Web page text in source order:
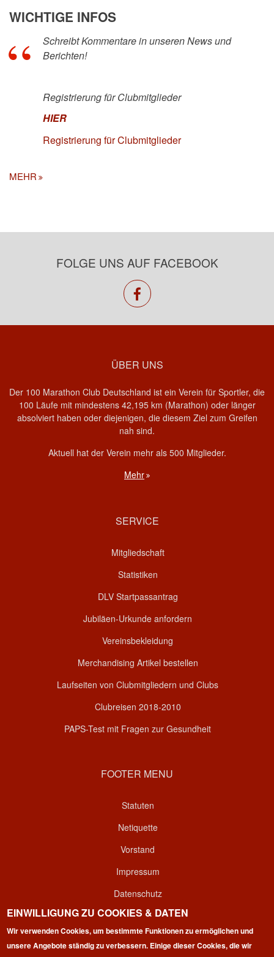
WICHTIGE INFOS
Schreibt Kommentare in unseren News und
Berichten!
Registrierung für Clubmitglieder
HIER
Registrierung für Clubmitglieder
MEHR
FOLGE UNS AUF FACEBOOK
facebook
ÜBER UNS
Der 100 Marathon Club Deutschland ist ein Verein für Sportler, die
100 Läufe mit mindestens 42,195 km (Marathon) oder länger
absolviert haben oder diejenigen, die diesem Ziel zum Greifen
nah sind.
Aktuell hat der Verein mehr als 500 Mitglieder.
Mehr
SERVICE
Mitgliedschaft
Statistiken
DLV Startpassantrag
Jubiläen-Urkunde anfordern
Vereinsbekleidung
Merchandising Artikel bestellen
Laufseiten von Clubmitgliedern und Clubs
Clubreisen 2018-2010
PAPS-Test mit Fragen zur Gesundheit
FOOTER MENU
Statuten
Netiquette
Vorstand
Impressum
Datenschutz
Kontakt
Login
EINWILLIGUNG ZU COOKIES & DATEN
Wir verwenden Cookies, um bestimmte Funktionen zu ermöglichen und
unsere Angebote ständig zu verbessern. Einige dieser Cookies, die wir